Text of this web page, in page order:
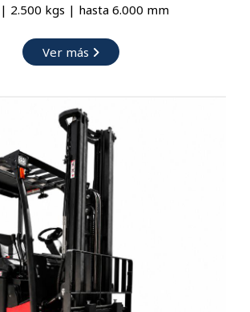
2.500 kgs | hasta 6.000 mm
Ver más